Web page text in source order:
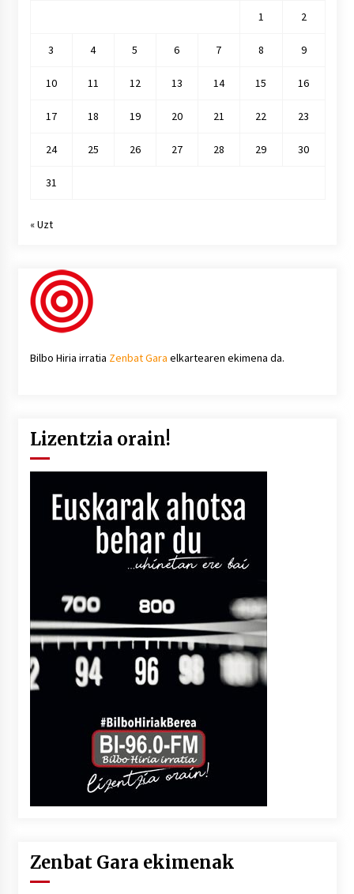
1
2
3 4 5 6 7 8 9
10 11 12 13 14 15 16
17 18 19 20 21 22 23
24 25 26 27 28 29 30
31
« Uzt
Bilbo Hiria irratia Zenbat Gara elkartearen ekimena da.
Lizentzia orain!
Zenbat Gara ekimenak